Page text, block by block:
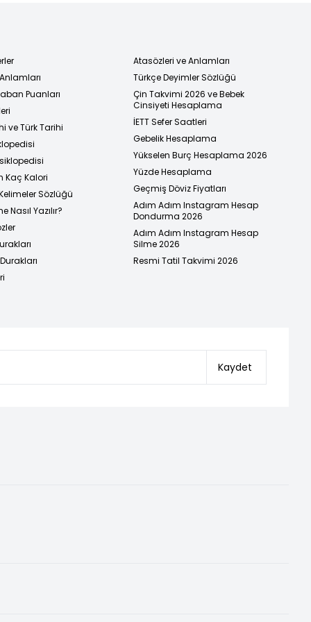
Puanları
ve Türk Tarihi
Kaç Kalori
Sözlüğü
Nasıl Yazılır?
Atasözleri ve Anlamları
Türkçe Deyimler Sözlüğü
Çin Takvimi 2026 ve Bebek
Cinsiyeti Hesaplama
İETT Sefer Saatleri
Gebelik Hesaplama
Yükselen Burç Hesaplama 2026
Yüzde Hesaplama
Geçmiş Döviz Fiyatları
Adım Adım Instagram Hesap
Dondurma 2026
Adım Adım Instagram Hesap
Silme 2026
Resmi Tatil Takvimi 2026
Kaydet